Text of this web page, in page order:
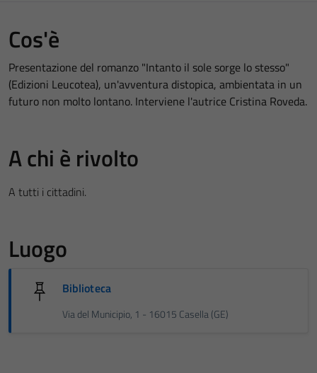
Cos'è
Presentazione del romanzo "Intanto il sole sorge lo stesso"
(Edizioni Leucotea), un'avventura distopica, ambientata in un
futuro non molto lontano. Interviene l'autrice Cristina Roveda.
A chi è rivolto
A tutti i cittadini.
Luogo
Biblioteca
Via del Municipio, 1 - 16015 Casella (GE)